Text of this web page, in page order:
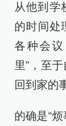
从他到学
的时间处
各种会
里”，至
回到家的
的确是“